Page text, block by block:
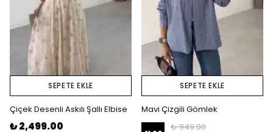
SEPETE EKLE
Çiçek Desenli Askılı Şallı Elbise
₺ 2,499.00
SEPETE EKLE
Mavi Çizgili Gömlek
₺ 949.00